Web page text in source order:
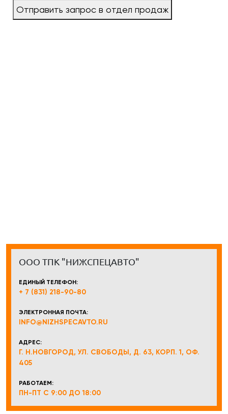
Отправить запрос в отдел продаж
ООО ТПК "НИЖСПЕЦАВТО"
ЕДИНЫЙ ТЕЛЕФОН:
+ 7 (831) 218-90-80
ЭЛЕКТРОННАЯ ПОЧТА:
INFO@NIZHSPECAVTO.RU
АДРЕС:
Г. Н.НОВГОРОД, УЛ. СВОБОДЫ, Д. 63, КОРП. 1, ОФ.
405
РАБОТАЕМ:
ПН-ПТ С 9:00 ДО 18:00